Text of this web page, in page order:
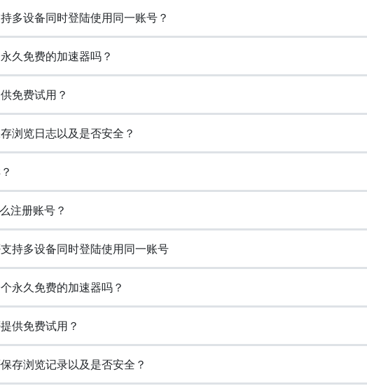
多设备同时登陆使用同一账号？
久免费的加速器吗？
免费试用？
浏览日志以及是否安全？
注册账号？
持多设备同时登陆使用同一账号
永久免费的加速器吗？
供免费试用？
存浏览记录以及是否安全？